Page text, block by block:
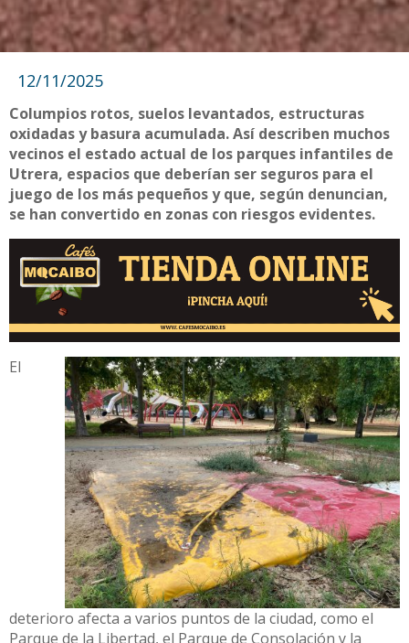
12/11/2025
Columpios rotos, suelos levantados, estructuras
oxidadas y basura acumulada. Así describen muchos
vecinos el estado actual de los parques infantiles de
Utrera, espacios que deberían ser seguros para el
juego de los más pequeños y que, según denuncian,
se han convertido en zonas con riesgos evidentes.
El
deterioro afecta a varios puntos de la ciudad, como el
Parque de la Libertad, el Parque de Consolación y la